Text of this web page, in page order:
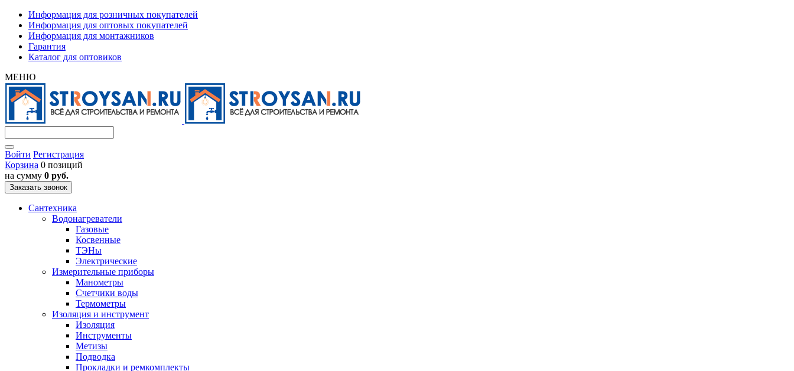
Информация для розничных покупателей
Информация для оптовых покупателей
Информация для монтажников
Гарантия
Каталог для оптовиков
МЕНЮ
Войти Регистрация
Корзина 0 позиций
на сумму 0 руб.
Заказать звонок
Сантехника
Водонагреватели
Газовые
Косвенные
ТЭНы
Электрические
Измерительные приборы
Манометры
Счетчики воды
Термометры
Изоляция и инструмент
Изоляция
Инструменты
Метизы
Подводка
Прокладки и ремкомплекты